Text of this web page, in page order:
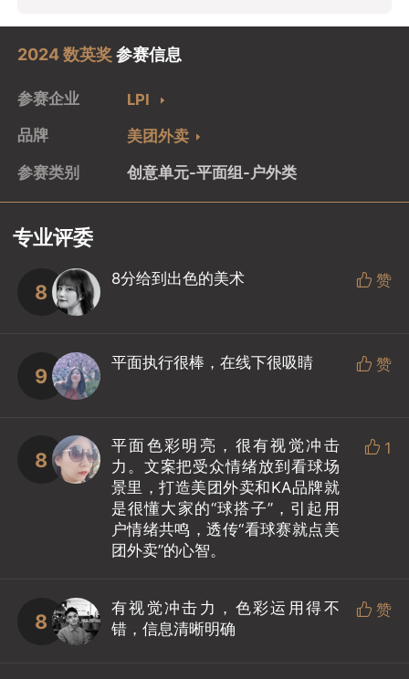
2024 数英奖参赛信息
参赛企业
LPI
品牌
美团外卖
参赛类别
创意单元-平面组-户外类
专业评委
8
8分给到出色的美术  赞
9
平面执行很棒，在线下很吸睛  赞
8
平面色彩明亮，很有视觉冲击
力。文案把受众情绪放到看球场
景里，打造美团外卖和KA品牌就
是很懂大家的“球搭子”，引起用
户情绪共鸣，透传“看球赛就点美
团外卖”的心智。
 1
8
有视觉冲击力，色彩运用得不
错，信息清晰明确
 赞